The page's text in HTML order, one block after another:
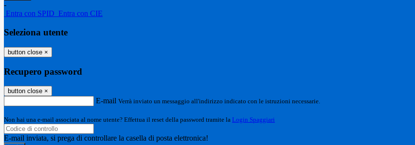
-
Entra con SPID Entra con CIE
Seleziona utente
button close ×
Recupero password
button close ×
E-mail Verrà inviato un messaggio all'indirizzo indicato con le istruzioni necessarie.
Non hai una e-mail associata al nome utente? Effettua il reset della password tramite la Login Spaggiari
E-mail inviata, si prega di controllare la casella di posta elettronica!